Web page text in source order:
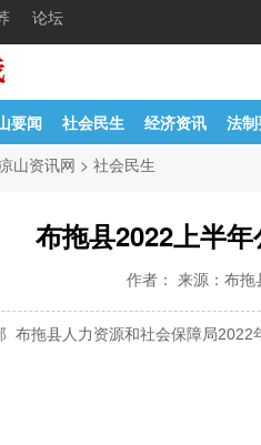
论坛
要闻 社会民生 经济资讯 法
山资讯网 > 社会民生
布拖县2022上半
作者： 来源：布
布拖县人力资源和社会保障局